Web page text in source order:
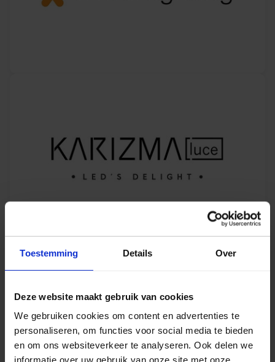
Toestemming Details Over
Deze website maakt gebruik van cookies
We gebruiken cookies om content en advertenties te
personaliseren, om functies voor social media te bieden
en om ons websiteverkeer te analyseren. Ook delen we
informatie over uw gebruik van onze site met onze